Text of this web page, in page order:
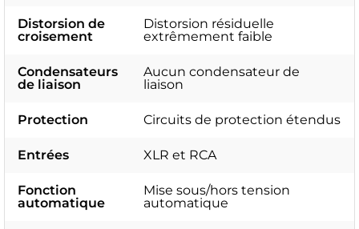
Distorsion de
croisement
Distorsion résiduelle
extrêmement faible
Condensateurs
de liaison
Aucun condensateur de
liaison
Protection Circuits de protection étendus
Entrées XLR et RCA
Fonction
automatique
Mise sous/hors tension
automatique